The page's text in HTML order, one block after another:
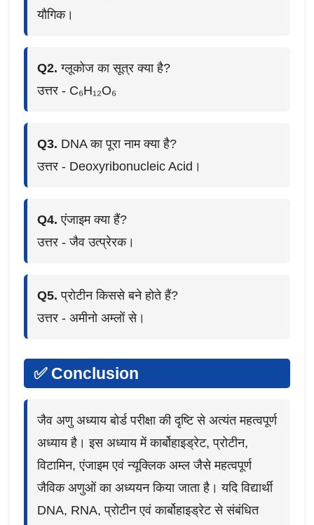
यौगिक।
Q2. ग्लूकोज का सूत्र क्या है?
उत्तर - C₆H₁₂O₆
Q3. DNA का पूरा नाम क्या है?
उत्तर - Deoxyribonucleic Acid।
Q4. एंजाइम क्या हैं?
उत्तर - जैव उत्प्रेरक।
Q5. प्रोटीन किससे बने होते हैं?
उत्तर - अमीनो अम्लों से।
✅ Conclusion
जैव अणु अध्याय बोर्ड परीक्षा की दृष्टि से अत्यंत महत्वपूर्ण
अध्याय है। इस अध्याय में कार्बोहाइड्रेट, प्रोटीन,
विटामिन, एंजाइम एवं न्यूक्लिक अम्ल जैसे महत्वपूर्ण
जैविक अणुओं का अध्ययन किया जाता है। यदि विद्यार्थी
DNA, RNA, प्रोटीन एवं कार्बोहाइड्रेट से संबंधित